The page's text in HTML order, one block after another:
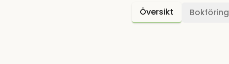
Översikt Bokföring